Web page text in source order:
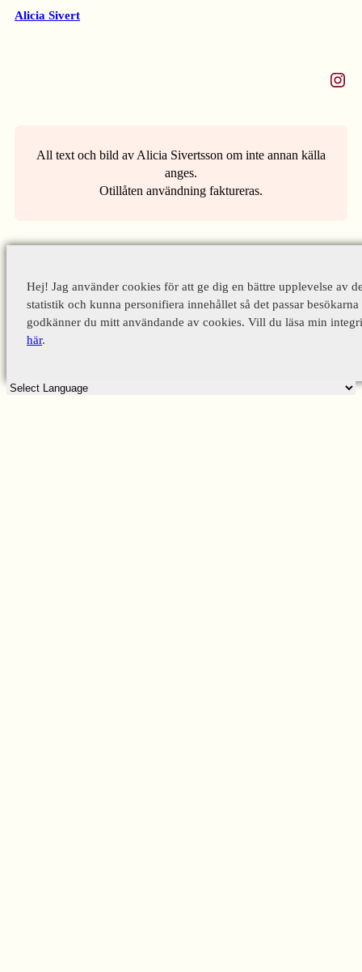
Alicia Sivert
Instagram
All text och bild av Alicia Sivertsson om inte annan källa
anges.
Otillåten användning faktureras.
Hej! Jag använder cookies för att ge dig en bättre upplevelse av
statistik och kunna personifiera innehållet så det passar
godkänner du mitt användande av cookies. Vill du läsa min
här.